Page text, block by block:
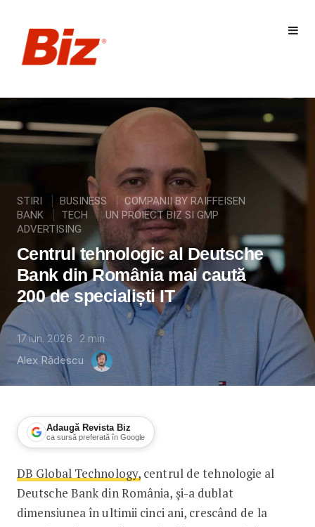
STIRI BUSINESS
COMPANII BY RAIFFEISEN
BANK
TECH
UN PROIECT BIZ SI GMP
ADVERTISING
Centrul tehnologic al Deutsche
Bank din România mai caută
200 de specialiști IT
17 iun. 2026 2 min
Alex Rădescu
Adaugă Revista Biz
ca sursă preferată în Google
Centrul tehnologic al Deutsche
DB Global Technology, centrul de tehnologie al
Deutsche Bank din România, și-a dublat
dimensiunea în ultimii cinci ani, crescând de la